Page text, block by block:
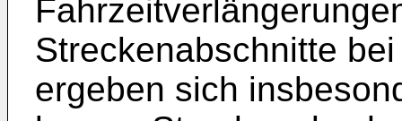
Streckenabschnitte
ergeben sich